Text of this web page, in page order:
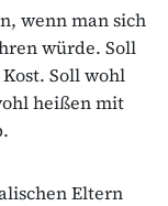
wenn man sich
würde. Soll
Soll wohl
heißen mit
Eltern